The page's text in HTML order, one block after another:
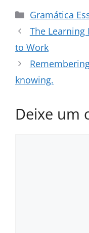
Categorias
Gramática
The Learning
to Work
knowing.
Deixe um